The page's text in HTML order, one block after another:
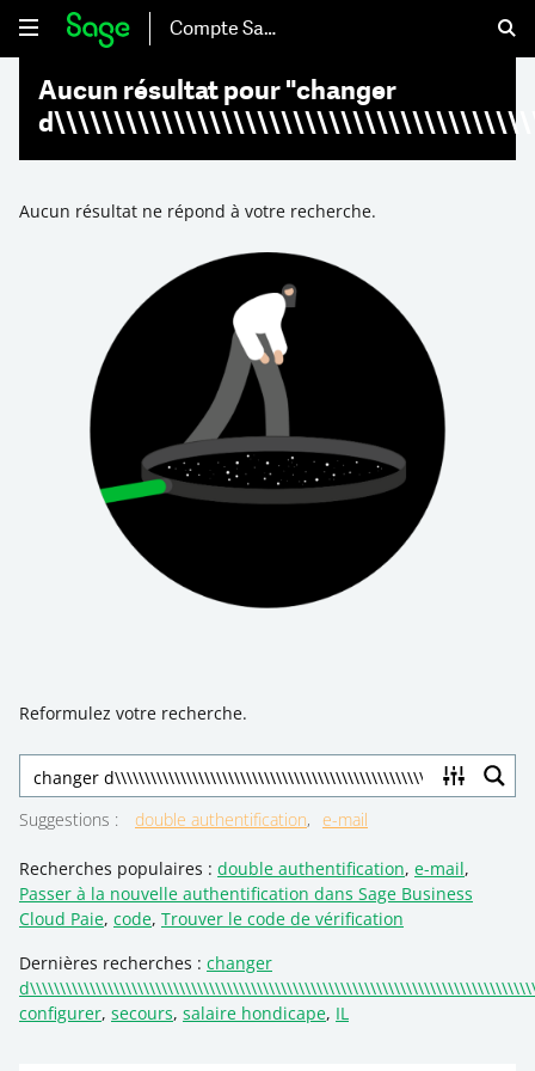
Compte Sage
Aucun résultat pour "changer
Aucun résultat ne répond à votre recherche.
Reformulez votre recherche.
Suggestions : double authentification e-mail
Recherches populaires : double authentification, e-mail,
Passer à la nouvelle authentification dans Sage Business
Cloud Paie, code, Trouver le code de vérification
Dernières recherches : changer
configurer, secours, salaire hondicape, IL